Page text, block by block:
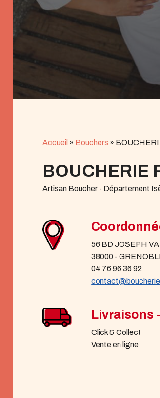
Accueil » Bouchers »
BOUCHERIE
Artisan Boucher - Département
56 BD JOSEPH
38000 -
04 76 96 36 92
Livraisons
Click & Collect
Vente en ligne